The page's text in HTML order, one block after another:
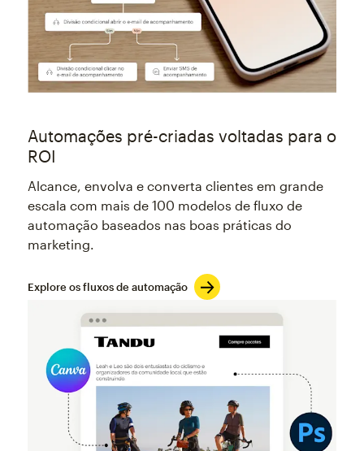
Automações pré-criadas voltadas para o
ROI
Alcance, envolva e converta clientes em grande
escala com mais de 100 modelos de fluxo de
automação baseados nas boas práticas do
marketing.
Explore os fluxos de automação